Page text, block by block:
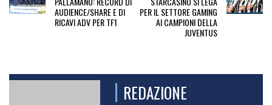
AUDIENCE/SHARE E DI
RICAVI ADV PER TF1
PER IL SETTORE GAMING
AI CAMPIONI DELLA
JUVENTUS
REDAZIONE